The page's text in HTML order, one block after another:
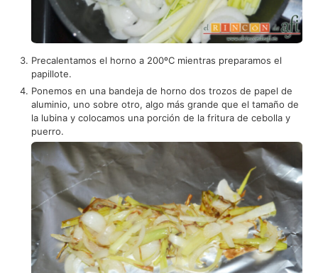
Precalentamos el horno a 200ºC mientras preparamos el
papillote.
Ponemos en una bandeja de horno dos trozos de papel de
aluminio, uno sobre otro, algo más grande que el tamaño de
la lubina y colocamos una porción de la fritura de cebolla y
puerro.